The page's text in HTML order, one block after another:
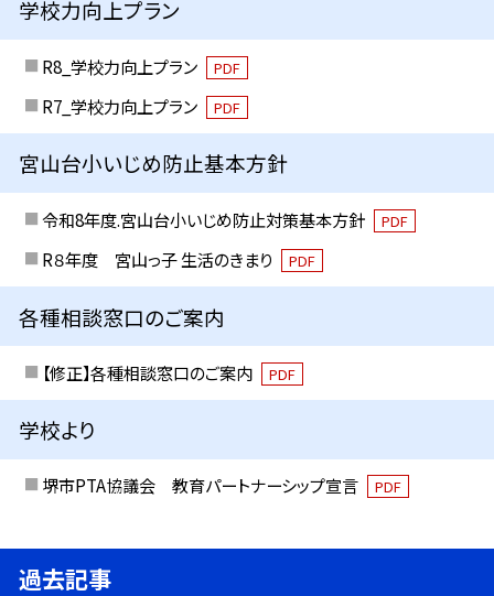
学校力向上プラン
R8_学校力向上プラン PDF
R7_学校力向上プラン PDF
宮山台小いじめ防止基本方針
令和8年度.宮山台小いじめ防止対策基本方針 PDF
R８年度 宮山っ子 生活のきまり PDF
各種相談窓口のご案内
【修正】各種相談窓口のご案内 PDF
学校より
堺市PTA協議会 教育パートナーシップ宣言 PDF
過去記事